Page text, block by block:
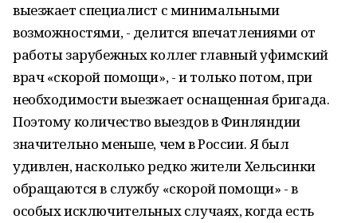
выезжает специалист с минимальными
возможностями, - делится впечатлениями от
работы зарубежных коллег главный уфимский
врач «скорой помощи», - и только потом, при
необходимости выезжает оснащенная бригада.
Поэтому количество выездов в Финляндии
значительно меньше, чем в России. Я был
удивлен, насколько редко жители Хельсинки
обращаются в службу «скорой помощи» - в
особых исключительных случаях, когда есть